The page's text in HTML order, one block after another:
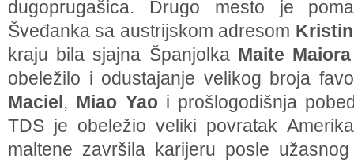
dugoprugašica. Drugo mesto je
Šveđanka sa austrijskom adresom
kraju bila sjajna Španjolka Maite
obeležilo i odustajanje velikog broja
Maciel, Miao Yaoi prošlogodišnja
TDS je obeležio veliki povratak
maltene završila karijeru posle